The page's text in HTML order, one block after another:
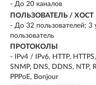
- До 20 каналов
ПОЛЬЗОВАТЕЛЬ / ХОСТ
- До 32 пользователей; 3
пользователь
ПРОТОКОЛЫ
- IPv4 / IPv6, HTTP,
SNMP, DNS, DDNS, NTP,
PPPoE, Bonjour